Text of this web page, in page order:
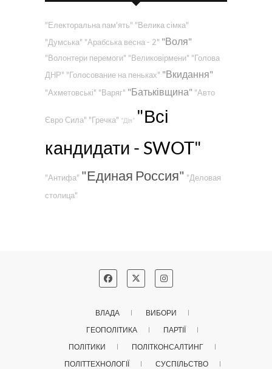
"Електоральна пам'ять" "Велика сімка"
"Думська" "Арабська весна - 2" "Воля"
"Волонтери перемоги" "Великовірмени" "Голова
ДНР" "Голосование на пеньках" "Вкидання"
"Ахметовські" "Варяг" "Батьківщина" "Авто
Євро Сила" "Гречка" "Дія" "Всі
кандидати - SWOT"
"Антифа" "Единая Россия" "Деловая
столица"
ВЛАДА
ВИБОРИ
ГЕОПОЛІТИКА
ПАРТІЇ
ПОЛІТИКИ
ПОЛІТКОНСАЛТИНГ
ПОЛІТТЕХНОЛОГІЇ
СУСПІЛЬСТВО